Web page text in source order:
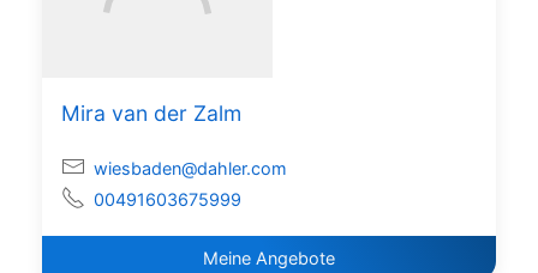
Mira van der Zalm
wiesbaden@dahler.com
00491603675999
Meine Angebote